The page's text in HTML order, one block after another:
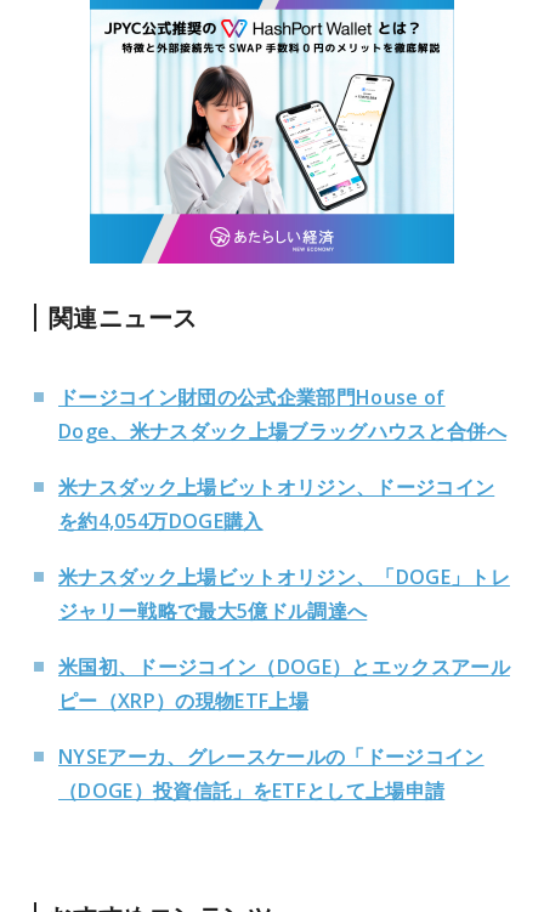
関連ニュース
ドージコイン財団の公式企業部門House of
Doge、米ナスダック上場ブラッグハウスと合併へ
米ナスダック上場ビットオリジン、ドージコイン
を約4,054万DOGE購入
米ナスダック上場ビットオリジン、「DOGE」トレ
ジャリー戦略で最大5億ドル調達へ
米国初、ドージコイン（DOGE）とエックスアール
ピー（XRP）の現物ETF上場
NYSEアーカ、グレースケールの「ドージコイン
（DOGE）投資信託」をETFとして上場申請